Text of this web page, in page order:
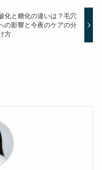
化と糖化の違いは？毛穴
の影響と今夜のケアの分
方